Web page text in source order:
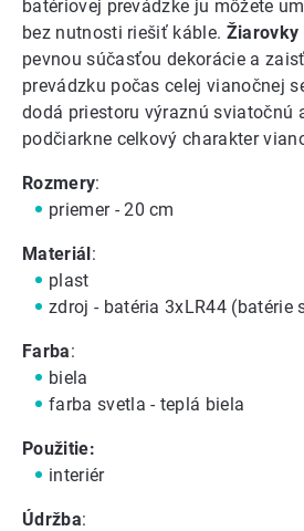
batériovej prevádzke ju môžete
bez nutnosti riešiť káble. Žiarovky
pevnou súčasťou dekorácie a
prevádzku počas celej vianočnej
dodá priestoru výraznú sviatočnú
podčiarkne celkový charakter
Rozmery:
priemer - 20 cm
Materiál:
plast
zdroj - batéria 3xLR44 (batérie
Farba:
biela
farba svetla - teplá biela
Použitie:
interiér
Údržba: